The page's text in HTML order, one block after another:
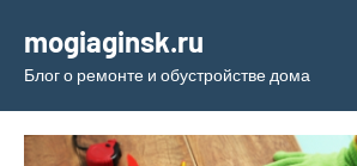
содержимому
mogiaginsk.ru
Блог о ремонте и обустройстве дома